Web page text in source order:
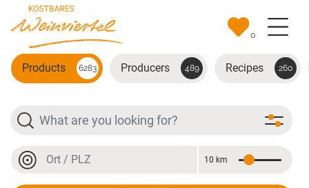
Skip to main content
0
Products 6283 Producers 489 Recipes 260
Search
Location or postal code
Distance
10 km